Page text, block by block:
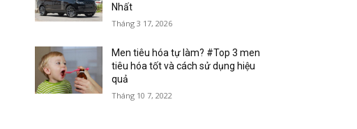
Nhất
Tháng 3 17, 2026
Men tiêu hóa tự làm? #Top 3 men
tiêu hóa tốt và cách sử dụng hiệu
quả
Tháng 10 7, 2022